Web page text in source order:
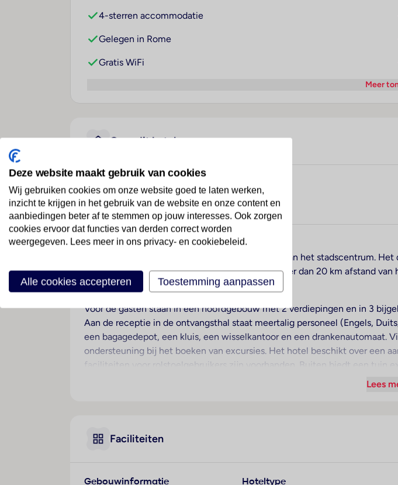
4-sterren accommodatie
Gelegen in Rome
Gratis WiFi
Meer
Over dit hotel
Cristoforo Colombo
Italië· Lazio· Rome
Ligging
Dit stadshotel bevindt zich op ongeveer 25 min van het stadscentrum.
Fiuminico en Ciampino bevinden zich op iets meer dan 20 km afstand van
Hotelfaciliteiten
Voor de gasten staan in een hoofdgebouw met 2 verdiepingen en in 3
Aan de receptie in de ontvangsthal staat meertalig personeel (Engels,
een bagagedepot, een kluis, een wisselkantoor en een
ondersteuning bij het boeken van excursies. Het hotel beschikt over een
faciliteiten voor rolstoelgebruikers zijn voorhanden. Buiten biedt een tuin
van het hotel behoren een krantenkiosk en een tv-ruimte. De gasten die
Airconditioning en een verwarming zorgen voor een prettig luchtklimaat
Lees
Faciliteiten
Gebouwinformatie Hoteltype
Deze website maakt gebruik van cookies
Wij gebruiken cookies om onze website goed te laten werken,
inzicht te krijgen in het gebruik van de website en onze content en
aanbiedingen beter af te stemmen op jouw interesses. Ook zorgen
cookies ervoor dat functies van derden correct worden
weergegeven. Lees meer in ons privacy- en cookiebeleid.
Alle cookies accepteren Toestemming aanpassen